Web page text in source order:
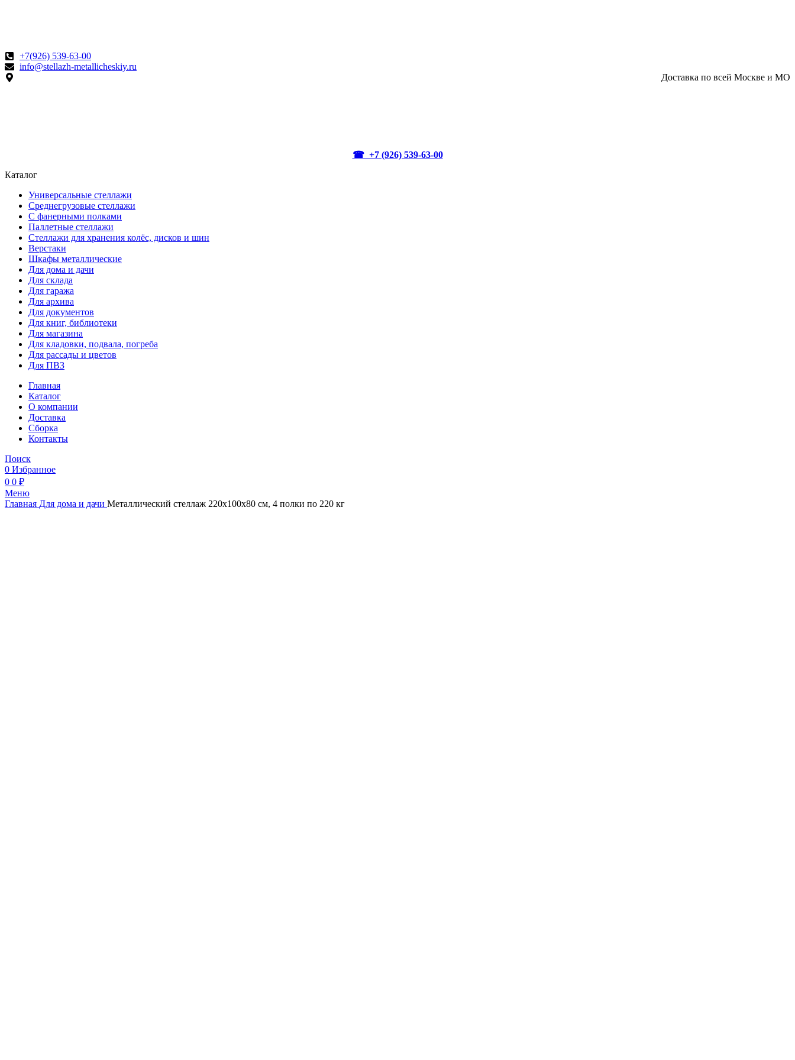
+7(926) 539-63-00
info@stellazh-metallicheskiy.ru
Доставка по всей Москве и МО
☎ +7 (926) 539-63-00
Каталог
Универсальные стеллажи
Среднегрузовые стеллажи
С фанерными полками
Паллетные стеллажи
Стеллажи для хранения колёс, дисков и шин
Верстаки
Шкафы металлические
Для дома и дачи
Для склада
Для гаража
Для архива
Для документов
Для книг, библиотеки
Для магазина
Для кладовки, подвала, погреба
Для рассады и цветов
Для ПВЗ
Главная
Каталог
О компании
Доставка
Сборка
Контакты
Поиск
0 Избранное
0 0 ₽
Меню
Главная Для дома и дачи Металлический стеллаж 220x100x80 см, 4 полки по 220 кг